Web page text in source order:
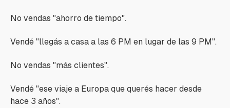
No vendas "ahorro de tiempo".
Vendé "llegás a casa a las 6 PM en lugar de las 9 PM".
No vendas "más clientes".
Vendé "ese viaje a Europa que querés hacer desde
hace 3 años".